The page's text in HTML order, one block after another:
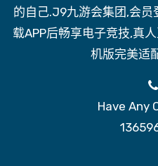
的自己.J9九游会集团,会员
载APP后畅享电子竞技,真
机版完美适
Have Any